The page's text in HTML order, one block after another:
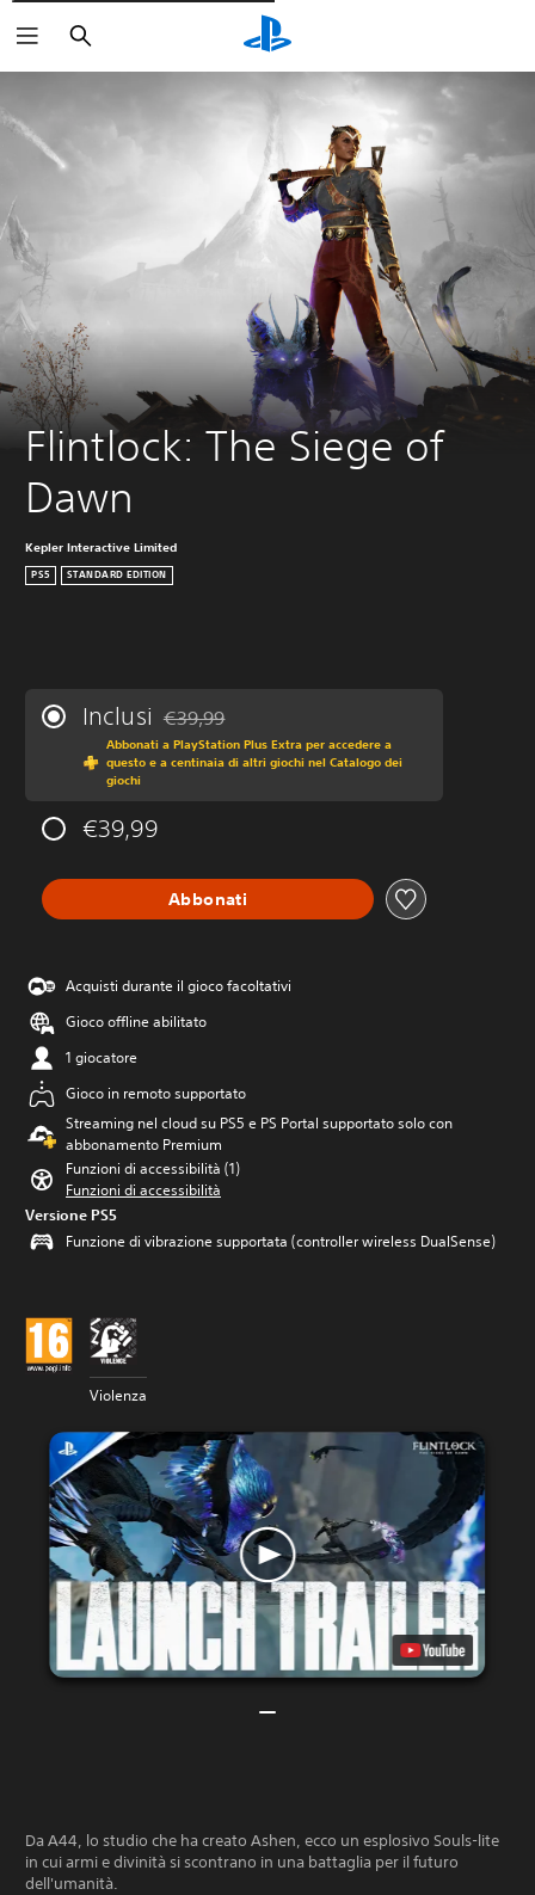
Cerca
Flintlock: The Siege of
Dawn
Kepler Interactive Limited
PS5 STANDARD EDITION
Inclusi Scontato dal prezzo originale di €39,99
€39,99
Abbonati a PlayStation Plus Extra per accedere a
questo e a centinaia di altri giochi nel Catalogo dei
giochi
€39,99
Abbonati
Acquisti durante il gioco facoltativi
Gioco offline abilitato
1 giocatore
Gioco in remoto supportato
Streaming nel cloud su PS5 e PS Portal supportato solo con
abbonamento Premium
Funzioni di accessibilità (1)
Funzioni di accessibilità
Versione PS5
Funzione di vibrazione supportata (controller wireless DualSense)
Violenza
Da A44, lo studio che ha creato Ashen, ecco un esplosivo Souls-lite
in cui armi e divinità si scontrano in una battaglia per il futuro
dell'umanità.